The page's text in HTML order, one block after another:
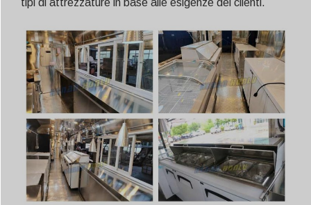
tipi di attrezzature in base alle esigenze dei clienti.